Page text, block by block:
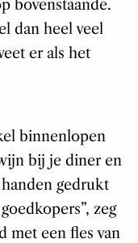
bovenstaande.
dan heel veel
er als het
binnenlopen
bij je diner en
gedrukt
zeg
met een fles van